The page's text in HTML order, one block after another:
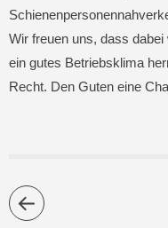
Wir freuen uns, dass
ein gutes Betriebsklima
Recht. Den Guten eine